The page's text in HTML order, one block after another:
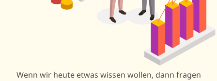
Wenn wir heute etwas wissen wollen, dann fragen